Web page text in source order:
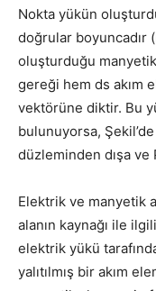
Nokta yükün
doğrular boyuncadır
oluşturduğu
gereği hem ds akım
vektörüne diktir. Bu
bulunuyorsa,
düzleminden dışa ve
Elektrik ve manyetik
alanın kaynağı ile
elektrik yükü
yalıtılmış bir akım